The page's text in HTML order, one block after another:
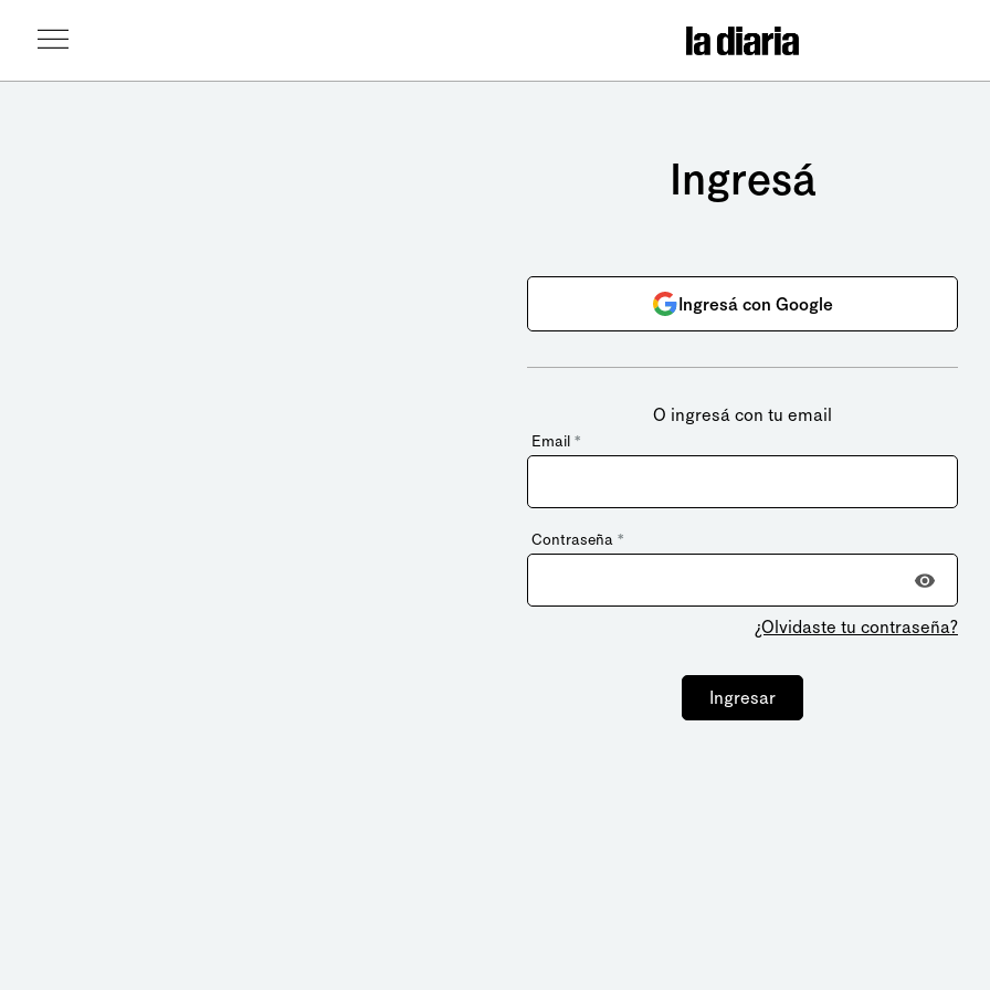
Ingresá
Ingresá con Google
O ingresá con tu email
Email *
Contraseña *
¿Olvidaste tu contraseña?
Ingresar